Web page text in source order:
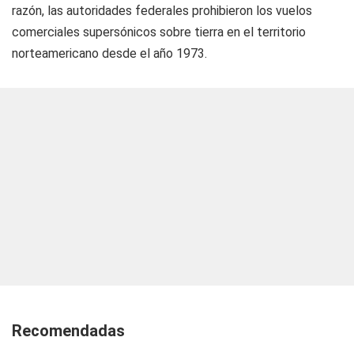
razón, las autoridades federales prohibieron los vuelos
comerciales supersónicos sobre tierra en el territorio
norteamericano desde el año 1973.
Recomendadas